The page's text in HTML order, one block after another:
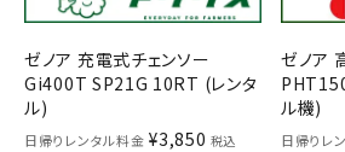
ゼノア 充電式チェンソー
Gi400T SP21G 10RT (レンタ
ル)
日帰りレンタル料金 ¥3,850 税込
ゼノア
ル機)
日帰りレ